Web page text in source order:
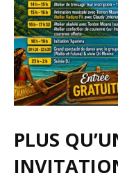
PLUS